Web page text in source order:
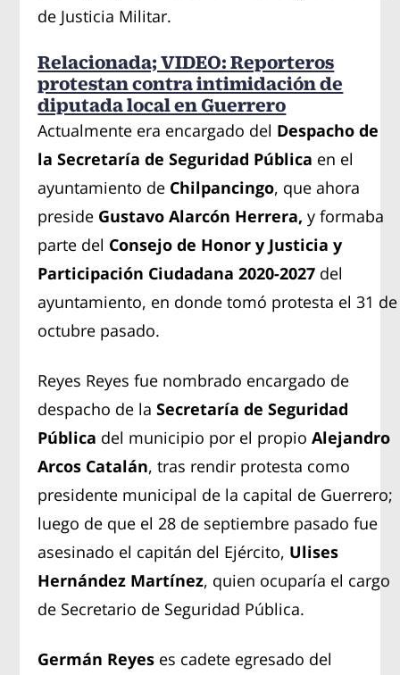
de Justicia Militar.
Relacionada; VIDEO: Reporteros
protestan contra intimidación de
diputada local en Guerrero
Actualmente era encargado del Despacho de
la Secretaría de Seguridad Pública en el
ayuntamiento de Chilpancingo, que ahora
preside Gustavo Alarcón Herrera, y formaba
parte del Consejo de Honor y Justicia y
Participación Ciudadana 2020-2027 del
ayuntamiento, en donde tomó protesta el 31 de
octubre pasado.
Reyes Reyes fue nombrado encargado de
despacho de laSecretaría de Seguridad
Pública del municipio por el propioAlejandro
Arcos Catalán, tras rendir protesta como
presidente municipal de la capital de Guerrero;
luego de que el 28 de septiembre pasado fue
asesinado el capitán del Ejército, Ulises
Hernández Martínez, quien ocuparía el cargo
de Secretario de Seguridad Pública.
Germán Reyes es cadete egresado del